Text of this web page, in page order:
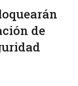
de